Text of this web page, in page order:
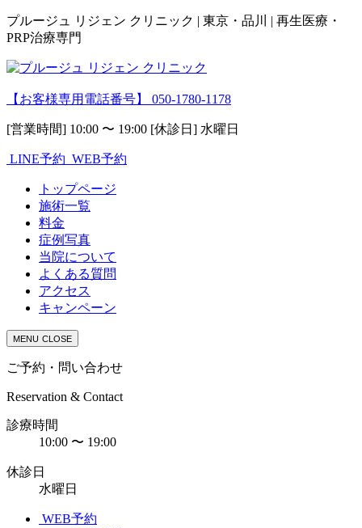
プルージュ リジェン クリニック | 東京・品川 | 再生医療・
PRP治療専門
【お客様専用電話番号】 050-1780-1178
[営業時間] 10:00 〜 19:00 [休診日] 水曜日
LINE予約 WEB予約
トップページ
施術一覧
料金
症例写真
当院について
よくある質問
アクセス
キャンペーン
MENU CLOSE
ご予約・問い合わせ
Reservation & Contact
診療時間
10:00 〜 19:00
休診日
水曜日
WEB予約